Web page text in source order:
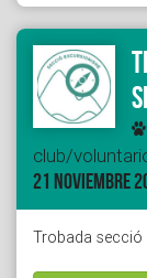
club/
21 NOVIEMBRE
Trobada secció